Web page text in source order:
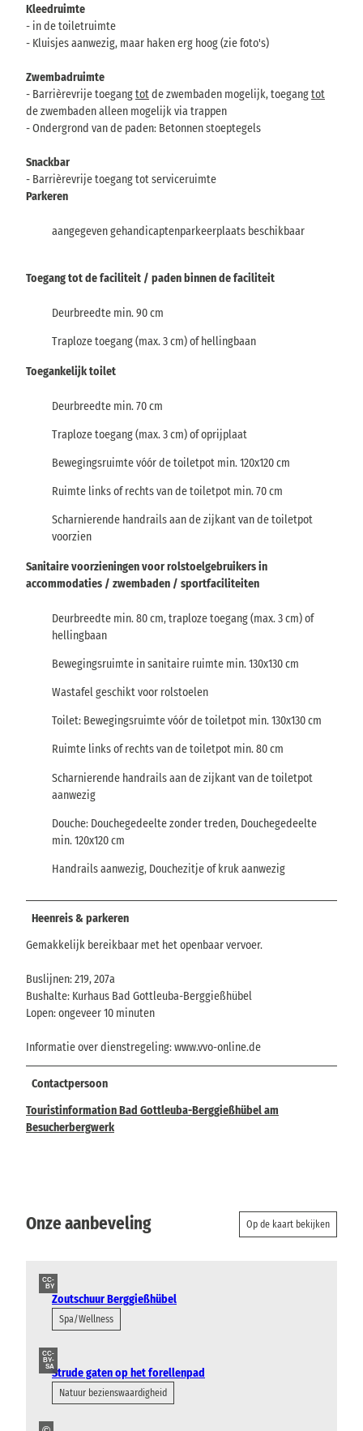
Kleedruimte
- in de toiletruimte
- Kluisjes aanwezig, maar haken erg hoog (zie foto's)
Zwembadruimte
- Barrièrevrije toegangtotde zwembaden mogelijk, toegangtot
de zwembaden alleen mogelijk via trappen
- Ondergrond van de paden: Betonnen stoeptegels
Snackbar
- Barrièrevrije toegang tot serviceruimte
Parkeren
aangegeven gehandicaptenparkeerplaats beschikbaar
Toegang tot de faciliteit / paden binnen de faciliteit
Deurbreedte min. 90 cm
Traploze toegang (max. 3 cm) of hellingbaan
Toegankelijk toilet
Deurbreedte min. 70 cm
Traploze toegang (max. 3 cm) of oprijplaat
Bewegingsruimte vóór de toiletpot min. 120x120 cm
Ruimte links of rechts van de toiletpot min. 70 cm
Scharnierende handrails aan de zijkant van de toiletpot
voorzien
Sanitaire voorzieningen voor rolstoelgebruikers in
accommodaties / zwembaden / sportfaciliteiten
Deurbreedte min. 80 cm, traploze toegang (max. 3 cm) of
hellingbaan
Bewegingsruimte in sanitaire ruimte min. 130x130 cm
Wastafel geschikt voor rolstoelen
Toilet: Bewegingsruimte vóór de toiletpot min. 130x130 cm
Ruimte links of rechts van de toiletpot min. 80 cm
Scharnierende handrails aan de zijkant van de toiletpot
aanwezig
Douche: Douchegedeelte zonder treden, Douchegedeelte
min. 120x120 cm
Handrails aanwezig, Douchezitje of kruk aanwezig
Heenreis & parkeren
Gemakkelijk bereikbaar met het openbaar vervoer.
Buslijnen: 219, 207a
Bushalte: Kurhaus Bad Gottleuba-Berggießhübel
Lopen: ongeveer 10 minuten
Informatie over dienstregeling: www.vvo-online.de
Contactpersoon
Touristinformation Bad Gottleuba-Berggießhübel am
Besucherbergwerk
Onze aanbeveling Op de kaart bekijken
CC-
BY
Zoutschuur Berggießhübel
Spa/Wellness
CC-
BY-
SAStrude gaten op het forellenpad
Natuur bezienswaardigheid